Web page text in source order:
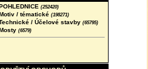
(252420)
/ tématické (198271)
/ Účelové stavby (65795)
(6579)